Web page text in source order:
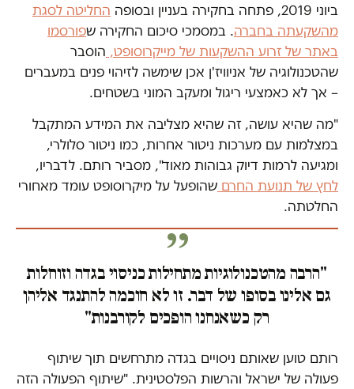
ביוני 2019, פתחה בחקירה בעניין ובסופה
החליטה לסגת
מהשקעתה בחברה. במסמכי סיכום החקירה שפורסמו
באתר של זרוע ההשקעות של מייקרוסופט, הוסבר
שהטכנולוגיה של אניוויז'ן אכן שימשה לזיהוי פנים במעברים
– אך לא כאמצעי ריגול ומעקב המוני בשטחים.
"מה שהיא עושה, זה שהיא מצליבה את המידע המתקבל
במצלמות עם מערכות ניטור אחרות, כמו ניטור סלולרי,
ומגיעה לרמות דיוק גבוהות מאוד", מסביר רותם. לדבריו,
לחץ של תנועת החרם שהופעל על מיקרוסופט עומד מאחורי
החלטתה.
"הרבה מהטכנולוגיות מתחילות כניסוי בגדה וזוחלות
גם אלינו בסופו של דבר. זו לא חוכמה להתנגד אליהן
רק כשאנחנו הופכים לקורבנות"
רותם טוען שאותם ניסויים בגדה מתרחשים תוך שיתוף
פעולה של ישראל והרשות הפלסטינית. "שיתוף הפעולה הזה